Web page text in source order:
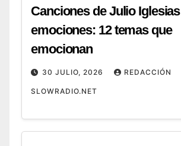
Canciones de Julio Iglesias
emociones: 12 temas que
emocionan
30 JULIO, 2026 REDACCIÓN
SLOWRADIO.NET